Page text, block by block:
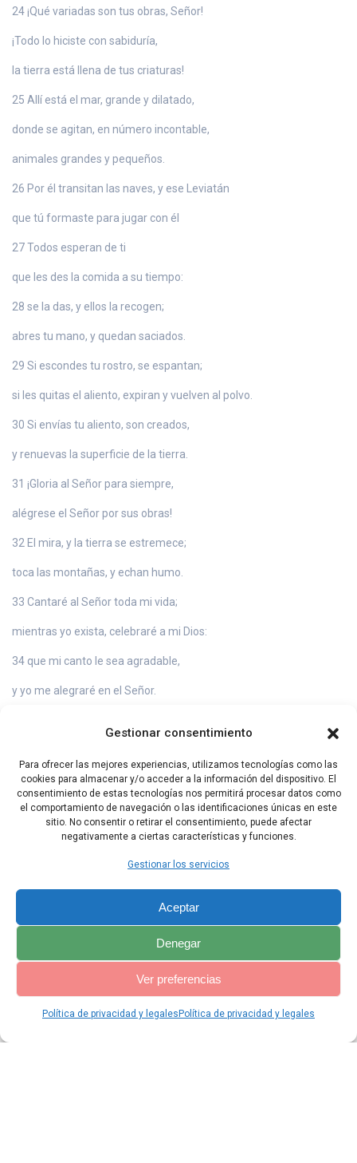
Gestionar consentimiento
Para ofrecer las mejores experiencias, utilizamos tecnologías como las
cookies para almacenar y/o acceder a la información del dispositivo. El
consentimiento de estas tecnologías nos permitirá procesar datos como
el comportamiento de navegación o las identificaciones únicas en este
sitio. No consentir o retirar el consentimiento, puede afectar
negativamente a ciertas características y funciones.
Gestionar los servicios
Aceptar
Denegar
Ver preferencias
Política de privacidad y legales Política de privacidad y legales
24 ¡Qué variadas son tus obras, Señor!
¡Todo lo hiciste con sabiduría,
la tierra está llena de tus criaturas!
25 Allí está el mar, grande y dilatado,
donde se agitan, en número incontable,
animales grandes y pequeños.
26 Por él transitan las naves, y ese Leviatán
que tú formaste para jugar con él
27 Todos esperan de ti
que les des la comida a su tiempo:
28 se la das, y ellos la recogen;
abres tu mano, y quedan saciados.
29 Si escondes tu rostro, se espantan;
si les quitas el aliento, expiran y vuelven al polvo.
30 Si envías tu aliento, son creados,
y renuevas la superficie de la tierra.
31 ¡Gloria al Señor para siempre,
alégrese el Señor por sus obras!
32 El mira, y la tierra se estremece;
toca las montañas, y echan humo.
33 Cantaré al Señor toda mi vida;
mientras yo exista, celebraré a mi Dios:
34 que mi canto le sea agradable,
y yo me alegraré en el Señor.
¡Bendice al Señor, alma mía!
¡Aleluya!
Capítulo Anterior Capítulo Siguiente